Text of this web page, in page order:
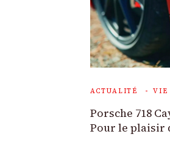
ACTUALITÉ VIE
Porsche 718
Pour le plaisir